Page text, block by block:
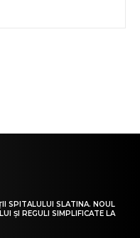
SPITALULUI SLATINA. NOUL
ȘI REGULI SIMPLIFICATE LA